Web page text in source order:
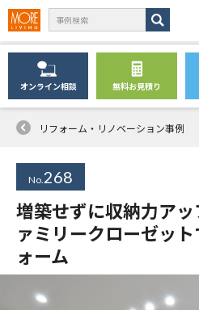
オンライン相談 無料お見積り
リフォーム・リノベーション事例
No.268
増築せずに収納力ア
ァミリークローゼッ
ォーム